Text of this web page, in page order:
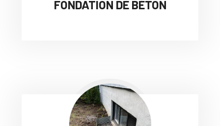
FONDATION DE BÉTON